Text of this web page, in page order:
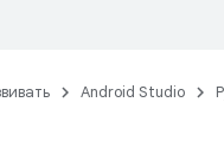
Android Studio